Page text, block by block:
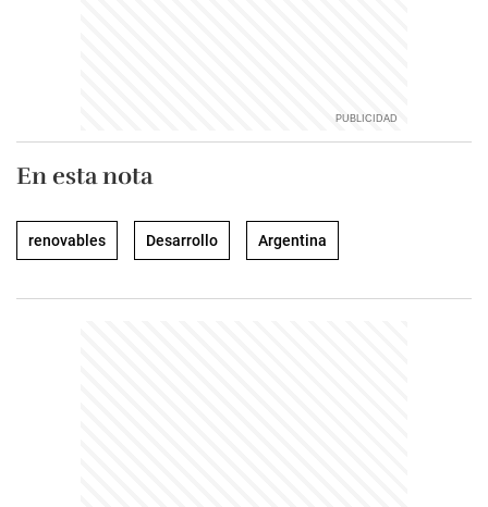
En esta nota
renovables Desarrollo Argentina